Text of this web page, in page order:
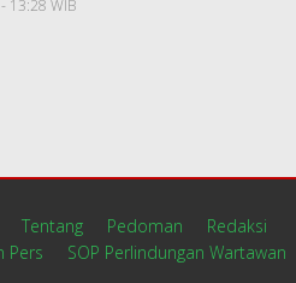
13:28 WIB
Tentang Pedoman
Redaksi
Pers
SOP Perlindungan Wartawan